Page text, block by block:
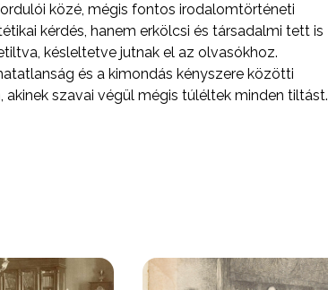
közé, mégis fontos irodalomtörténeti
kérdés, hanem erkölcsi és társadalmi tett is
késleltetve jutnak el az olvasókhoz.
és a kimondás kényszere közötti
szavai végül mégis túléltek minden tiltást.